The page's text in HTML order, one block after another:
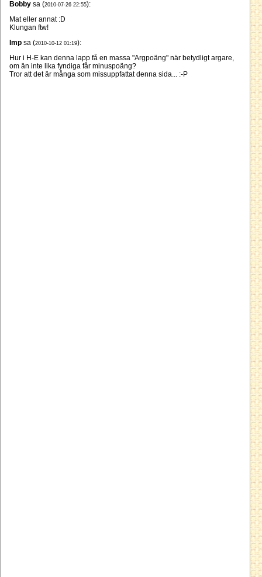
Bobby sa (2010-07-26 22:55):
Mat eller annat :D
Klungan ftw!
Imp sa (2010-10-12 01:19):
Hur i H-E kan denna lapp få en massa "Argpoäng" när betydligt argare,
om än inte lika fyndiga får minuspoäng?
Tror att det är många som missuppfattat denna sida... :-P